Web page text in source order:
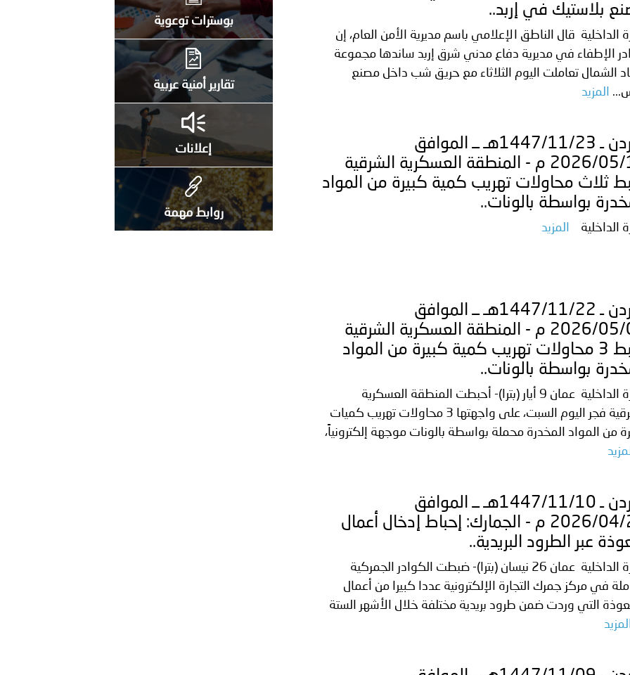
بلاستيك في إربد..
الداخلية قال الناطق الإعلامي باسم مديرية الأمن العام، إن
الإطفاء في مديرية دفاع مدني شرق إربد ساندها مجموعة
الشمال تعاملت اليوم الثلاثاء مع حريق شب داخل مصنع
المزيد
الأردن ـ 1447/11/23هـ ــ الموافق
2026/05/10 م - المنطقة العسكرية الشرقية
ثلاث محاولات تهريب كمية كبيرة من المواد
بواسطة بالونات..
الداخلية المزيد
الأردن ـ 1447/11/22هـ ــ الموافق
2026/05/09 م - المنطقة العسكرية الشرقية
تحبط 3 محاولات تهريب كمية كبيرة من المواد
بواسطة بالونات..
وزارة الداخلية عمان 9 أيار (بترا)- أحبطت المنطقة العسكرية
الشرقية فجر اليوم السبت، على واجهتها 3 محاولات تهريب كميات
من المواد المخدرة محملة بواسطة بالونات موجهة إلكترونياً،
الأردن ـ 1447/11/10هـ ــ الموافق
2026/04/27 م - الجمارك: إحباط إدخال أعمال
عبر الطرود البريدية..
وزارة الداخلية عمان 26 نيسان (بترا)- ضبطت الكوادر الجمركية
في مركز جمرك التجارة الإلكترونية عددا كبيرا من أعمال
التي وردت ضمن طرود بريدية مختلفة خلال الأشهر الستة
المزيد
بوسترات توعوية
تقارير أمنية عربية
إعلانات
روابط مهمة